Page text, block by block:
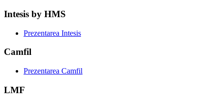
Intesis by HMS
Prezentarea Intesis
Camfil
Prezentarea Camfil
LMF